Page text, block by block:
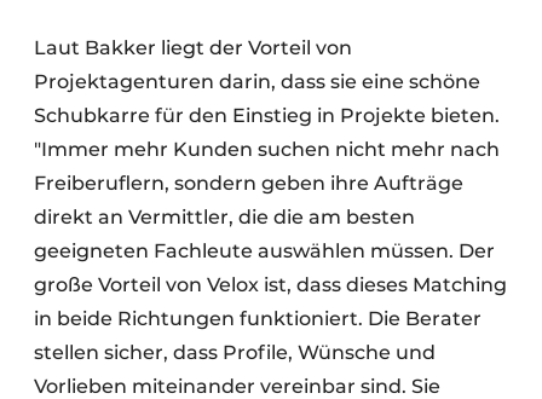
Laut Bakker liegt der Vorteil von
Projektagenturen darin, dass sie eine schöne
Schubkarre für den Einstieg in Projekte bieten.
"Immer mehr Kunden suchen nicht mehr nach
Freiberuflern, sondern geben ihre Aufträge
direkt an Vermittler, die die am besten
geeigneten Fachleute auswählen müssen. Der
große Vorteil von Velox ist, dass dieses Matching
in beide Richtungen funktioniert. Die Berater
stellen sicher, dass Profile, Wünsche und
Vorlieben miteinander vereinbar sind. Sie